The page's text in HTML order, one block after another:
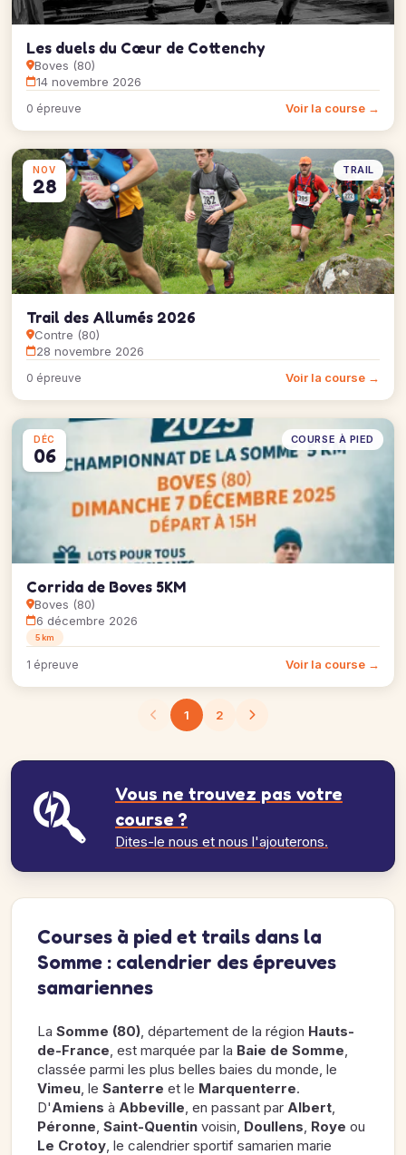
Les duels du Cœur de Cottenchy
Boves (80)
14 novembre 2026
0 épreuve Voir la course →
NOV
28
TRAIL
Trail des Allumés 2026
Contre (80)
28 novembre 2026
0 épreuve Voir la course →
DÉC
06
COURSE À PIED
Corrida de Boves 5KM
Boves (80)
6 décembre 2026
5 km
1 épreuve Voir la course →
1 2
Vous ne trouvez pas votre
course ?
Dites-le nous et nous l'ajouterons.
Courses à pied et trails dans la
Somme : calendrier des épreuves
samariennes
La Somme (80), département de la région Hauts-
de-France, est marquée par la Baie de Somme,
classée parmi les plus belles baies du monde, le
Vimeu, le Santerre et le Marquenterre.
D'Amiens à Abbeville, en passant par Albert,
Péronne, Saint-Quentin voisin, Doullens, Roye ou
Le Crotoy, le calendrier sportif samarien marie